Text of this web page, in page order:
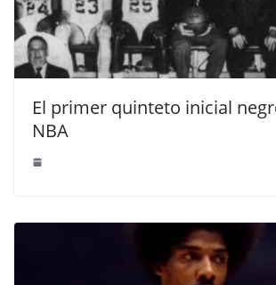
El primer quinteto inicial
NBA